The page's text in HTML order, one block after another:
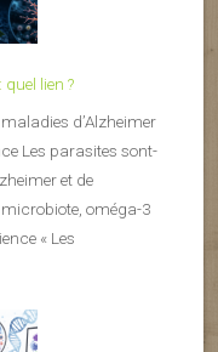
lien ?
d’Alzheimer
Les parasites sont-
et de
oméga-3
« Les